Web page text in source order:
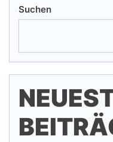
Suchen